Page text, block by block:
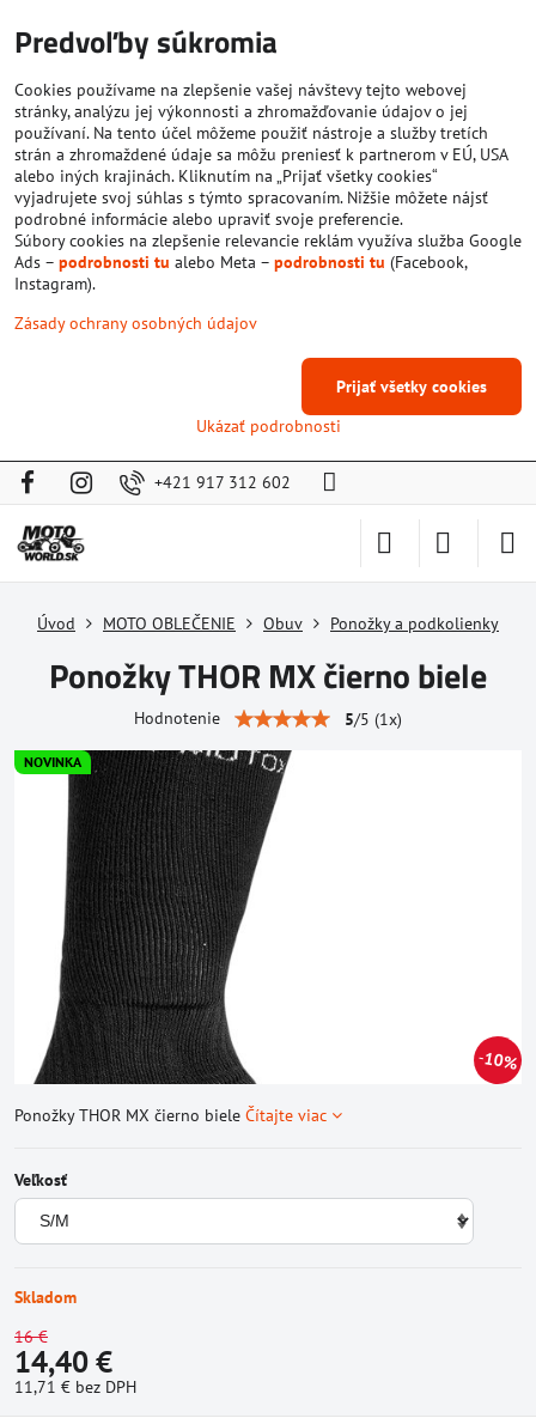
+421 917 312 602
NOVINKA
10%
Úvod MOTO OBLEČENIE Obuv Ponožky a podkolienky
Ponožky THOR MX čierno biele
Hodnotenie 5/5 (1x)
Ponožky THOR MX čierno biele Čítajte viac
Veľkosť
Skladom
16 €
14,40 €
11,71 € bez DPH
Predvoľby súkromia
Cookies používame na zlepšenie vašej návštevy tejto webovej
stránky, analýzu jej výkonnosti a zhromažďovanie údajov o jej
používaní. Na tento účel môžeme použiť nástroje a služby tretích
strán a zhromaždené údaje sa môžu preniesť k partnerom v EÚ, USA
alebo iných krajinách. Kliknutím na „Prijať všetky cookies“
vyjadrujete svoj súhlas s týmto spracovaním. Nižšie môžete nájsť
podrobné informácie alebo upraviť svoje preferencie.
Súbory cookies na zlepšenie relevancie reklám využíva služba Google
Ads – podrobnosti tu alebo Meta – podrobnosti tu (Facebook,
Instagram).
Zásady ochrany osobných údajov
Ukázať podrobnosti
Prijať všetky cookies